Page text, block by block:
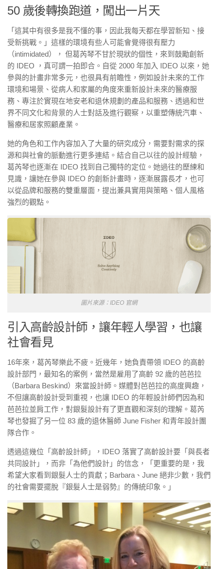
50 歲後轉換跑道，闖出一片天
「這其中有很多是我不懂的事，因此我每天都在學習新知、接
受新挑戰。」這樣的環境有些人可能會覺得很有壓力
（intimidated）， 但葛芮琴不甘於現狀的個性，來到鼓勵創新
的 IDEO ，真可謂一拍即合。自從 2000 年加入 IDEO 以來，她
參與的計畫非常多元，也很具有前瞻性，例如設計未來的工作
環境和場景、從病人和家屬的角度來重新設計未來的醫療服
務、專注於實現在地安老和退休規劃的產品和服務、透過和世
界不同文化和背景的人士對話及進行觀察，以重塑傳統汽車、
醫療和居家照顧產業。
她的角色和工作內容加入了大量的研究成分，需要對需求的探
源和與社會的脈動進行更多連結。結合自己以往的設計經驗，
葛芮琴也逐漸在 IDEO 找到自己獨特的定位。她過往的歷練和
見識，讓她在參與 IDEO 的創新計畫時，逐漸展露長才，也可
以從品牌和服務的雙重層面，提出兼具實用與策略、個人風格
強烈的觀點。
圖片來源：IDEO 官網
引入高齡設計師，讓年輕人學習，也讓
社會看見
16年來，葛芮琴樂此不疲。近幾年，她負責帶領 IDEO 的高齡
設計部門，最知名的案例，當然是雇用了高齡 92 歲的芭芭拉
（Barbara Beskind）來當設計師。媒體對芭芭拉的高度興趣，
不但讓高齡設計受到重視，也讓 IDEO 的年輕設計師們因為和
芭芭拉並肩工作，對銀髮設計有了更直觀和深刻的理解。葛芮
琴也發掘了另一位 83 歲的退休醫師 June Fisher 和青年設計團
隊合作。
透過這幾位「高齡設計師」，IDEO 落實了高齡設計要「與長者
共同設計」，而非「為他們設計」的信念，「更重要的是，我
希望大家看到銀髮人士的貢獻；Barbara、June 絕非少數，我們
的社會需要擺脫『銀髮人士是弱勢』的傳統印象。」